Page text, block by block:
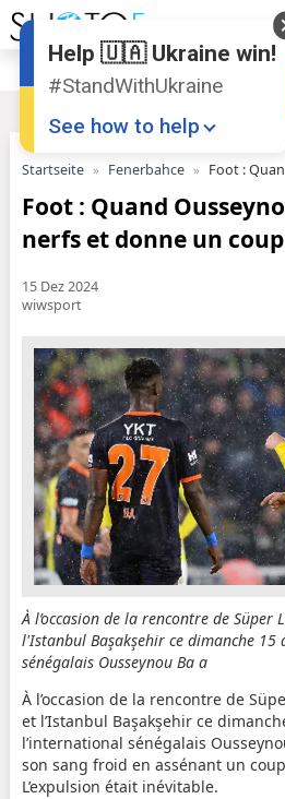
Startseite Fenerbahce Foot : Quand
Foot : Quand
nerfs et donne un
15 Dez 2024
wiwsport
À l’occasion de la rencontre de Süper
l'Istanbul Başakşehir ce dimanche
sénégalais Ousseynou Ba a
À l’occasion de la rencontre de
et l’Istanbul Başakşehir ce
l’international sénégalais
son sang froid en assénant un
L’expulsion était inévitable.
Help 🇺🇦 Ukraine win!
#StandWithUkraine
See how to help
Support Ukraine
❤
Share this widget
📌